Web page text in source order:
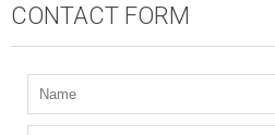
CONTACT FORM